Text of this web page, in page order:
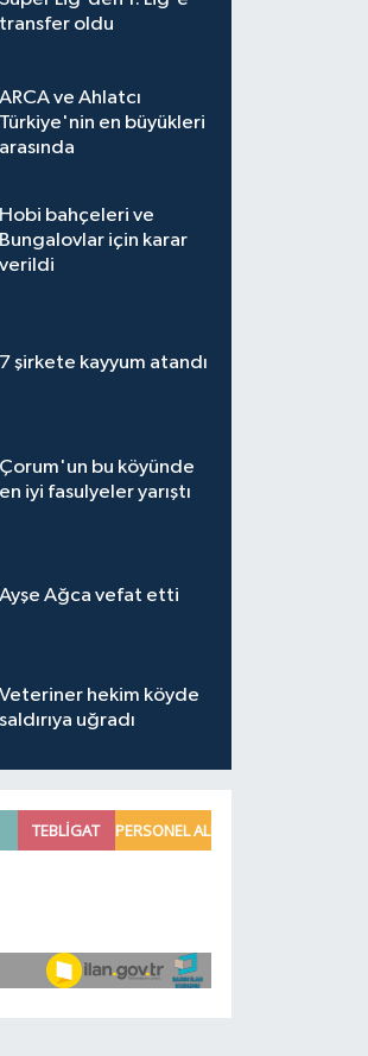
transfer oldu
ARCA ve Ahlatcı
Türkiye'nin en büyükleri
arasında
Hobi bahçeleri ve
Bungalovlar için karar
verildi
7 şirkete kayyum atandı
Çorum'un bu köyünde
en iyi fasulyeler yarıştı
Ayşe Ağca vefat etti
Veteriner hekim köyde
saldırıya uğradı